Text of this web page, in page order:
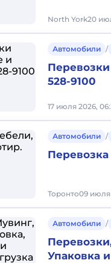
North York20
Автомобили /
528-9100
17 июля 2026,
Автомобили /
Торонто09 июля
Автомобили /
Упаковка